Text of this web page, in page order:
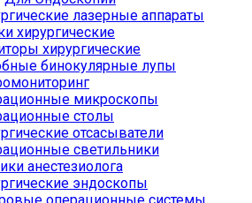
лазерные аппараты
хирургические
хирургические
бинокулярные лупы
микроскопы
столы
отсасыватели
светильники
анестезиолога
эндоскопы